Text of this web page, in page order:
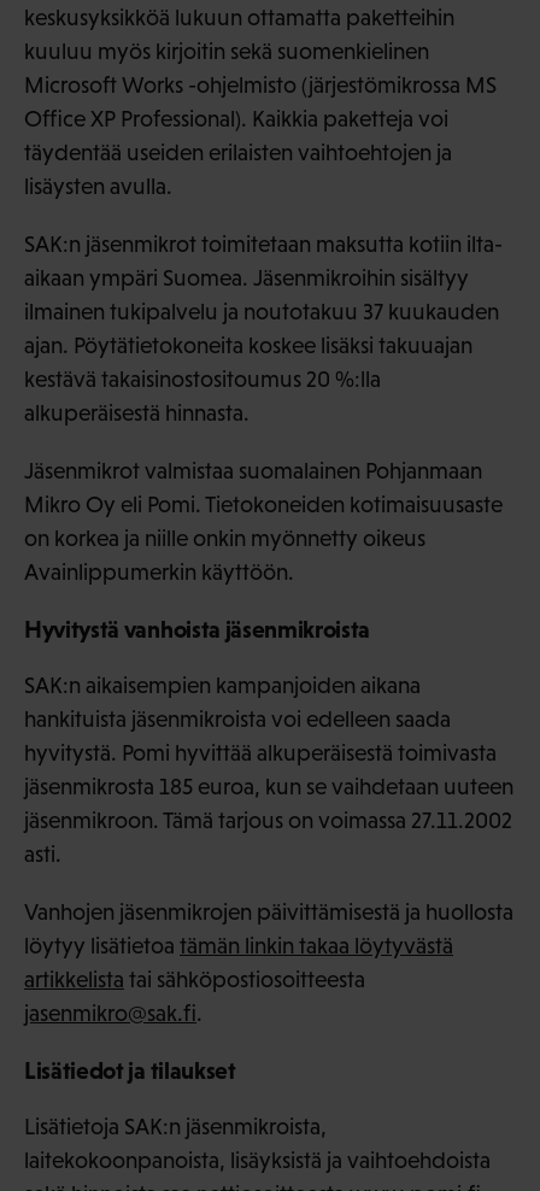
keskusyksikköä lukuun ottamatta paketteihin
kuuluu myös kirjoitin sekä suomenkielinen
Microsoft Works -ohjelmisto (järjestömikrossa MS
Office XP Professional). Kaikkia paketteja voi
täydentää useiden erilaisten vaihtoehtojen ja
lisäysten avulla.
SAK:n jäsenmikrot toimitetaan maksutta kotiin ilta-
aikaan ympäri Suomea. Jäsenmikroihin sisältyy
ilmainen tukipalvelu ja noutotakuu 37 kuukauden
ajan. Pöytätietokoneita koskee lisäksi takuuajan
kestävä takaisinostositoumus 20 %:lla
alkuperäisestä hinnasta.
Jäsenmikrot valmistaa suomalainen Pohjanmaan
Mikro Oy eli Pomi. Tietokoneiden kotimaisuusaste
on korkea ja niille onkin myönnetty oikeus
Avainlippumerkin käyttöön.
Hyvitystä vanhoista jäsenmikroista
SAK:n aikaisempien kampanjoiden aikana
hankituista jäsenmikroista voi edelleen saada
hyvitystä. Pomi hyvittää alkuperäisestä toimivasta
jäsenmikrosta 185 euroa, kun se vaihdetaan uuteen
jäsenmikroon. Tämä tarjous on voimassa 27.11.2002
asti.
Vanhojen jäsenmikrojen päivittämisestä ja huollosta
löytyy lisätietoa tämän linkin takaa löytyvästä
artikkelista tai sähköpostiosoitteesta
jasenmikro@sak.fi.
Lisätiedot ja tilaukset
Lisätietoja SAK:n jäsenmikroista,
laitekokoonpanoista, lisäyksistä ja vaihtoehdoista